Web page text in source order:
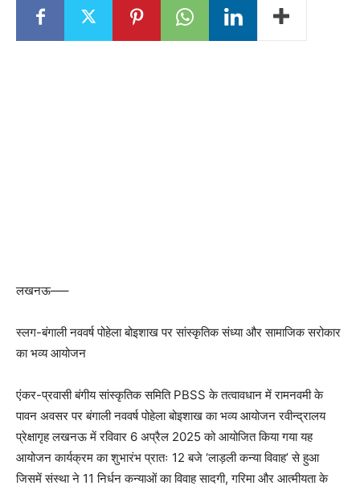
लखनऊ—–
स्लग-बंगाली नववर्ष पोहेला बोइशाख पर सांस्कृतिक संध्या और सामाजिक सरोकार
का भव्य आयोजन
एंकर-प्रवासी बंगीय सांस्कृतिक समिति PBSS के तत्वावधान में रामनवमी के
पावन अवसर पर बंगाली नववर्ष पोहेला बोइशाख का भव्य आयोजन रवीन्द्रालय
प्रेक्षागृह लखनऊ में रविवार 6 अप्रैल 2025 को आयोजित किया गया यह
आयोजन कार्यक्रम का शुभारंभ प्रातः 12 बजे ‘लाड़ली कन्या विवाह’ से हुआ
जिसमें संस्था ने 11 निर्धन कन्याओं का विवाह सादगी, गरिमा और आत्मीयता के